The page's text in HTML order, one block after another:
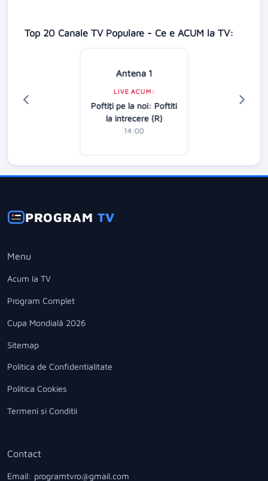
Top 20 Canale TV Populare - Ce e ACUM la TV:
Antena 1
LIVE ACUM:
Poftiţi pe la noi: Poftiti
la intrecere (R)
14:00
PROGRAMTV
Menu
Acum la TV
Program Complet
Cupa Mondială 2026
Sitemap
Politica de Confidentialitate
Politica Cookies
Termeni si Conditii
Contact
Email: programtvro@gmail.com